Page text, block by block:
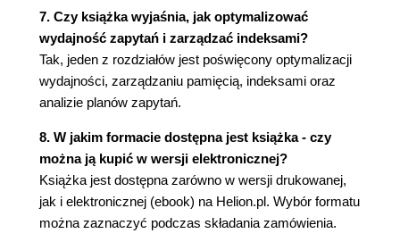
Wyrażenia WHILE, BREAK i CONTINUE
Wyrażenie GOTO
Wyrażenie WAITFOR
Wyrażenie RETURN
Wyrażenie CASE
Przeszukiwane wyrażenie CASE
CASE i tabele przestawne
Wyrażenie IIF
CHOOSE
COALESCE i NULLIF
7. Czy książka wyjaśnia, jak optymalizować
wydajność zapytań i zarządzać indeksami?
Tak, jeden z rozdziałów jest poświęcony optymalizacji
wydajności, zarządzaniu pamięcią, indeksami oraz
analizie planów zapytań.
8. W jakim formacie dostępna jest książka - czy
można ją kupić w wersji elektronicznej?
Książka jest dostępna zarówno w wersji drukowanej,
jak i elektronicznej (ebook) na Helion.pl. Wybór formatu
można zaznaczyć podczas składania zamówienia.